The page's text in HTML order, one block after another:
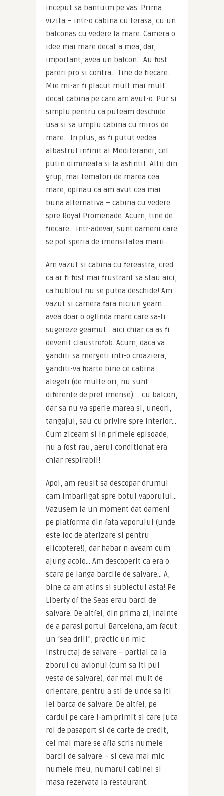
inceput sa bantuim pe vas. Prima
vizita – intr-o cabina cu terasa, cu un
balconas cu vedere la mare. Camera o
idee mai mare decat a mea, dar,
important, avea un balcon… Au fost
pareri pro si contra… Tine de fiecare.
Mie mi-ar fi placut mult mai mult
decat cabina pe care am avut-o. Pur si
simplu pentru ca puteam deschide
usa si sa umplu cabina cu miros de
mare… In plus, as fi putut vedea
albastrul infinit al Mediteranei, cel
putin dimineata si la asfintit. Altii din
grup, mai tematori de marea cea
mare, opinau ca am avut cea mai
buna alternativa – cabina cu vedere
spre Royal Promenade. Acum, tine de
fiecare… intr-adevar, sunt oameni care
se pot speria de imensitatea marii…
Am vazut si cabina cu fereastra, cred
ca ar fi fost mai frustrant sa stau aici,
ca hubloul nu se putea deschide! Am
vazut si camera fara niciun geam…
avea doar o oglinda mare care sa-ti
sugereze geamul… aici chiar ca as fi
devenit claustrofob. Acum, daca va
ganditi sa mergeti intr-o croaziera,
ganditi-va foarte bine ce cabina
alegeti (de multe ori, nu sunt
diferente de pret imense) … cu balcon,
dar sa nu va sperie marea si, uneori,
tangajul, sau cu privire spre interior…
Cum ziceam si in primele episoade,
nu a fost rau, aerul conditionat era
chiar respirabil!
Apoi, am reusit sa descopar drumul
cam imbarligat spre botul vaporului…
Vazusem la un moment dat oameni
pe platforma din fata vaporului (unde
este loc de aterizare si pentru
elicoptere!), dar habar n-aveam cum
ajung acolo… Am descoperit ca era o
scara pe langa barcile de salvare… A,
bine ca am atins si subiectul asta! Pe
Liberty of the Seas erau barci de
salvare. De altfel, din prima zi, inainte
de a parasi portul Barcelona, am facut
un “sea drill”, practic un mic
instructaj de salvare – partial ca la
zborul cu avionul (cum sa iti pui
vesta de salvare), dar mai mult de
orientare, pentru a sti de unde sa iti
iei barca de salvare. De altfel, pe
cardul pe care l-am primit si care juca
rol de pasaport si de carte de credit,
cel mai mare se afla scris numele
barcii de salvare – si ceva mai mic
numele meu, numarul cabinei si
masa rezervata la restaurant.